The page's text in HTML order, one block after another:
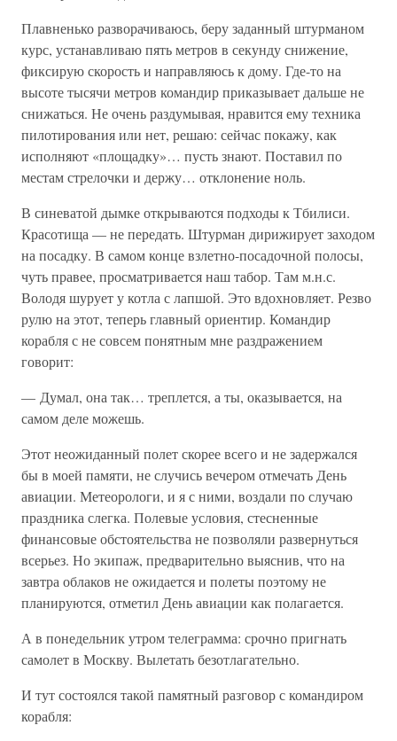
Плавненько разворачиваюсь, беру заданный штурманом
курс, устанавливаю пять метров в секунду снижение,
фиксирую скорость и направляюсь к дому. Где-то на
высоте тысячи метров командир приказывает дальше не
снижаться. Не очень раздумывая, нравится ему техника
пилотирования или нет, решаю: сейчас покажу, как
исполняют «площадку»… пусть знают. Поставил по
местам стрелочки и держу… отклонение ноль.
В синеватой дымке открываются подходы к Тбилиси.
Красотища — не передать. Штурман дирижирует заходом
на посадку. В самом конце взлетно-посадочной полосы,
чуть правее, просматривается наш табор. Там м.н.с.
Володя шурует у котла с лапшой. Это вдохновляет. Резво
рулю на этот, теперь главный ориентир. Командир
корабля с не совсем понятным мне раздражением
говорит:
— Думал, она так… треплется, а ты, оказывается, на
самом деле можешь.
Этот неожиданный полет скорее всего и не задержался
бы в моей памяти, не случись вечером отмечать День
авиации. Метеорологи, и я с ними, воздали по случаю
праздника слегка. Полевые условия, стесненные
финансовые обстоятельства не позволяли развернуться
всерьез. Но экипаж, предварительно выяснив, что на
завтра облаков не ожидается и полеты поэтому не
планируются, отметил День авиации как полагается.
А в понедельник утром телеграмма: срочно пригнать
самолет в Москву. Вылетать безотлагательно.
И тут состоялся такой памятный разговор с командиром
корабля: